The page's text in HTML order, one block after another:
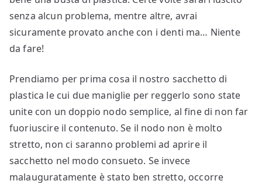
senza alcun problema, mentre altre, avrai
sicuramente provato anche con i denti ma… Niente
da fare!
Prendiamo per prima cosa il nostro sacchetto di
plastica le cui due maniglie per reggerlo sono state
unite con un doppio nodo semplice, al fine di non far
fuoriuscire il contenuto. Se il nodo non è molto
stretto, non ci saranno problemi ad aprire il
sacchetto nel modo consueto. Se invece
malauguratamente è stato ben stretto, occorre